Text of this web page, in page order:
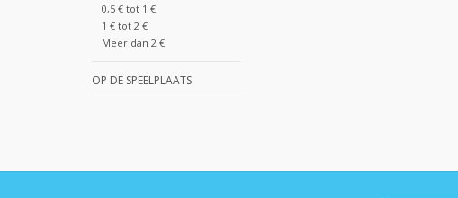
0,5 € tot 1 €
1 € tot 2 €
Meer dan 2 €
OP DE SPEELPLAATS